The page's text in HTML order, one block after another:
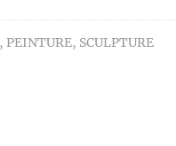
, PEINTURE, SCULPTURE